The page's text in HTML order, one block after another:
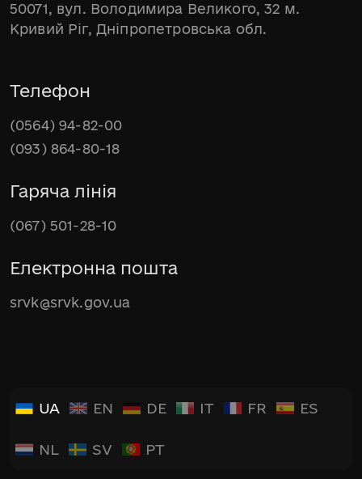
50071, вул. Володимира Великого, 32 м.
Кривий Ріг, Дніпропетровська обл.
Телефон
(0564) 94-82-00
(093) 864-80-18
Гаряча лінія
(067) 501-28-10
Електронна пошта
srvk@srvk.gov.ua
UA EN DE IT FR ES
NL SV PT